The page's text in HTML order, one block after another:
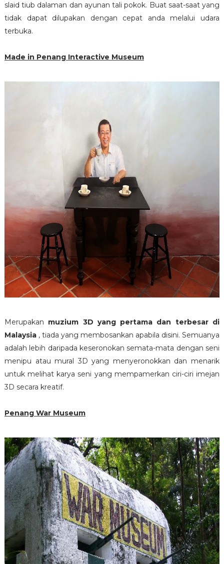
slaid tiub dalaman dan ayunan tali pokok. Buat saat-saat yang
tidak dapat dilupakan dengan cepat anda melalui udara
terbuka.
Made in Penang Interactive Museum
Merupakan muzium 3D yang pertama dan terbesar di
Malaysia, tiada yang membosankan apabila disini. Semuanya
adalah lebih daripada keseronokan semata-mata dengan seni
menipu atau mural 3D yang menyeronokkan dan menarik
untuk melihat karya seni yang mempamerkan ciri-ciri imejan
3D secara kreatif.
Penang War Museum